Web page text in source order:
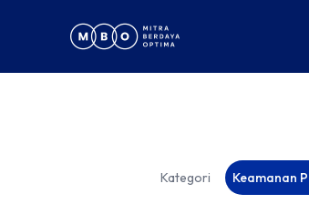
Kategori Keamanan